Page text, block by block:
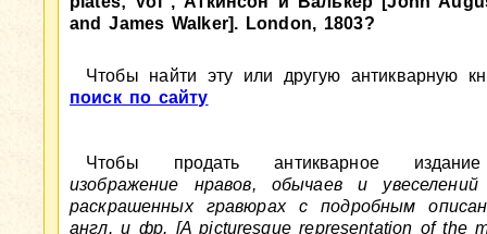
and James Walker]. London, 1803?
Чтобы найти эту или другую антикварную
поиск по сайту
Чтобы продать антикварное
изображение нравов, обычаев и
раскрашенных гравюрах с подробным
англ. и фр. [A picturesque representation of the